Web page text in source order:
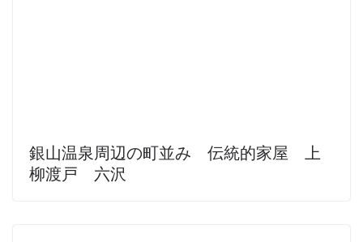
銀山温泉周辺の町並み 伝統的家屋 上
柳渡戸 六沢